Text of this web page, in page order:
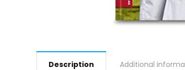
Description Additional